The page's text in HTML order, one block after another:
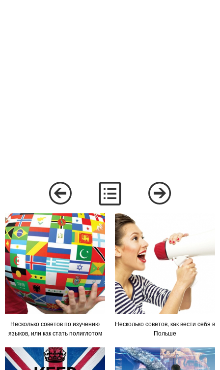
Несколько советов по изучению
языков, или как стать полиглотом
Несколько советов, как вести себя в
Польше